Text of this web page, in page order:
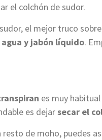
el colchón de sudor.
el mejor truco sobre
y jabón líquido.
es muy
es dejarsecar el
de moho, puedes